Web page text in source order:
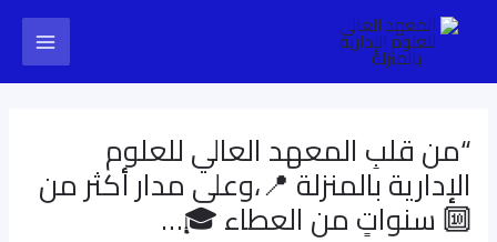
Main
Menu
“من قلبِ المعهد العالي للعلوم
الإدارية بالمنزلة 📍،وعلى مدار أكثر من
🔟 سنواتٍ من العطاء 🎓…
Post
navigation